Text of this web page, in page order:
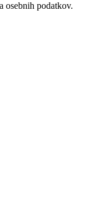
osebnih podatkov.